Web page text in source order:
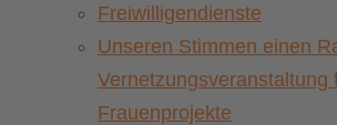
Freiwilligendienste
Unseren Stimmen einen
Vernetzungsveranstaltung
Frauenprojekte